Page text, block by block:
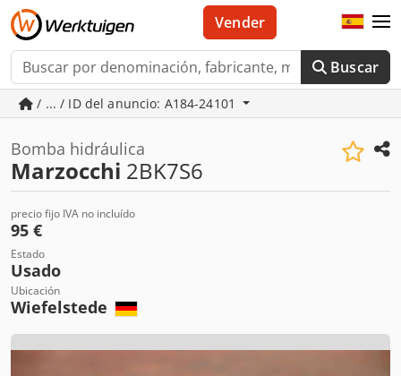
Buscar
Vender
/ ... / ID del anuncio: A184-24101
Bomba hidráulica
Marzocchi 2BK7S6
precio fijo IVA no incluído
95 €
Estado
Usado
Ubicación
Wiefelstede